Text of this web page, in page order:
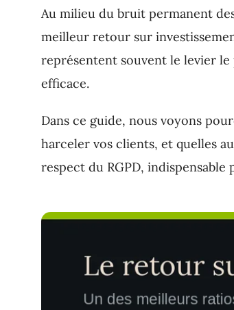
Au milieu du bruit permanent
meilleur retour sur
représentent souvent le levier le
efficace.
Dans ce guide, nous voyons
harceler vos clients, et quelles
respect du RGPD,